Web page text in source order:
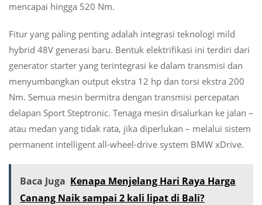
mencapai hingga 520 Nm.
Fitur yang paling penting adalah integrasi teknologi mild
hybrid 48V generasi baru. Bentuk elektrifikasi ini terdiri dari
generator starter yang terintegrasi ke dalam transmisi dan
menyumbangkan output ekstra 12 hp dan torsi ekstra 200
Nm. Semua mesin bermitra dengan transmisi percepatan
delapan Sport Steptronic. Tenaga mesin disalurkan ke jalan –
atau medan yang tidak rata, jika diperlukan – melalui sistem
permanent intelligent all-wheel-drive system BMW xDrive.
Baca Juga Kenapa Menjelang Hari Raya Harga
Canang Naik sampai 2 kali lipat di Bali?